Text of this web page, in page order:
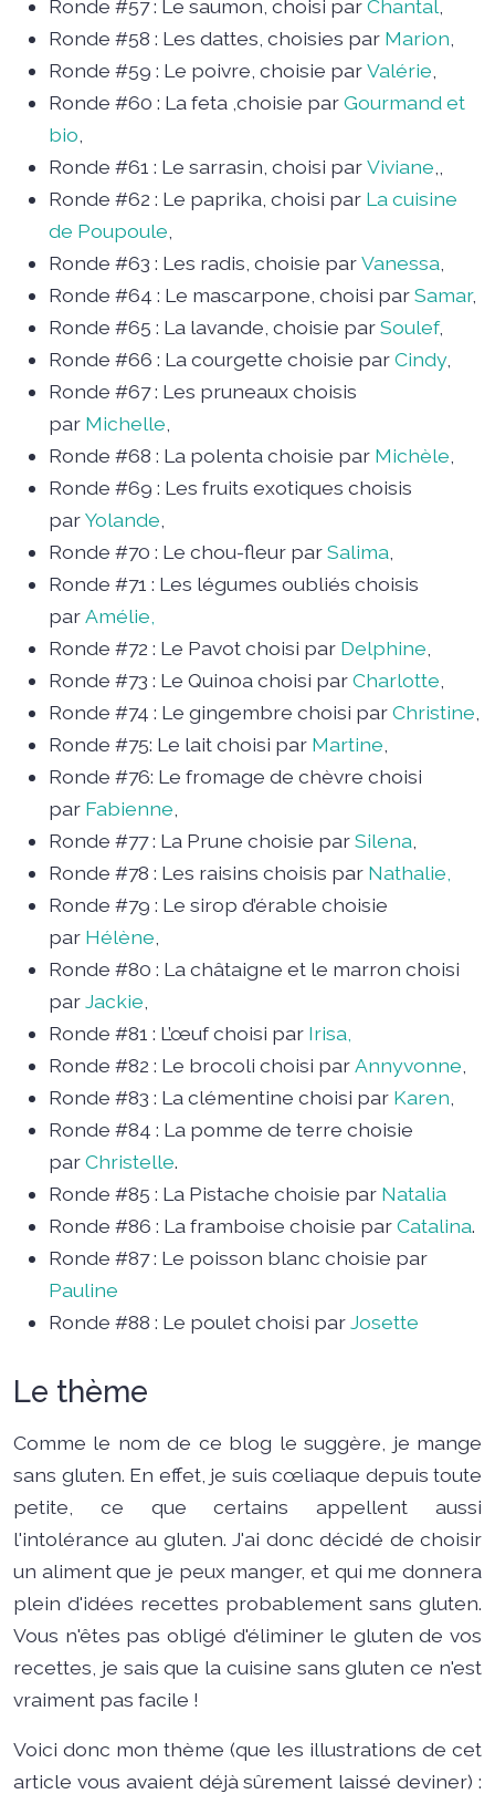
Ronde #57 : Le saumon, choisi parChantal
Ronde #58 : Les dattes, choisies par Marion
Ronde #59 : Le poivre, choisie parValérie
Ronde #60 : La feta ,choisie parGourmand et
bio
Ronde #61 : Le sarrasin, choisi parViviane
Ronde #62 : Le paprika, choisi par La cuisine
de Poupoule
Ronde #63 : Les radis, choisie parVanessa
Ronde #64 : Le mascarpone, choisi parSamar,
Ronde #65 : La lavande, choisie parSoulef,
Ronde #66 : La courgette choisie parCindy,
Ronde #67 : Les pruneaux choisis
par Michelle
Ronde #68 : La polenta choisie par Michèle
Ronde #69 : Les fruits exotiques choisis
parYolande
Ronde #70 : Le chou-fleur parSalima
Ronde #71 : Les légumes oubliés choisis
parAmélie,
Ronde #72 : Le Pavot choisi par Delphine
Ronde #73 : Le Quinoa choisi parCharlotte
Ronde #74 : Le gingembre choisi parChristine
Ronde #75: Le lait choisi par Martine
Ronde #76: Le fromage de chèvre choisi
par Fabienne
Ronde #77 : La Prune choisie parSilena
Ronde #78 : Les raisins choisis par Nathalie,
Ronde #79 : Le sirop d’érable choisie
par Hélène
Ronde #80 : La châtaigne et le marron choisi
parJackie
Ronde #81 : L’œuf choisi par Irisa,
Ronde #82 : Le brocoli choisi parAnnyvonne
Ronde #83 : La clémentine choisi par Karen
Ronde #84 : La pomme de terre choisie
parChristelle.
Ronde #85 : La Pistache choisie par Natalia
Ronde #86 : La framboise choisie parCatalina.
Ronde #87 : Le poisson blanc choisie par
Pauline
Ronde #88 : Le poulet choisi parJosette
Le thème
Comme le nom de ce blog le suggère, je mange
sans gluten. En effet, je suis cœliaque depuis toute
petite, ce que certains appellent aussi
l'intolérance au gluten. J'ai donc décidé de choisir
un aliment que je peux manger, et qui me donnera
plein d'idées recettes probablement sans gluten.
Vous n'êtes pas obligé d'éliminer le gluten de vos
recettes, je sais que la cuisine sans gluten ce n'est
vraiment pas facile !
Voici donc mon thème (que les illustrations de cet
article vous avaient déjà sûrement laissé deviner) :